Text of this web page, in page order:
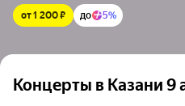
от 1 200 ₽ до 5%
Концерты в Казани 9